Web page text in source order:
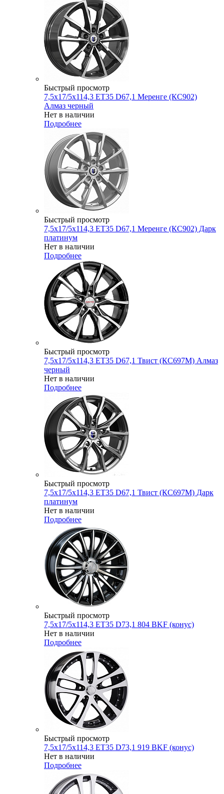
Быстрый просмотр
7,5x17/5x114,3 ET35 D67,1 Меренге (КС902)
Алмаз черный
Нет в наличии
Подробнее
Быстрый просмотр
7,5x17/5x114,3 ET35 D67,1 Меренге (КС902) Дарк
платинум
Нет в наличии
Подробнее
Быстрый просмотр
7,5x17/5x114,3 ET35 D67,1 Твист (КС697М) Алмаз
черный
Нет в наличии
Подробнее
Быстрый просмотр
7,5x17/5x114,3 ET35 D67,1 Твист (КС697М) Дарк
платинум
Нет в наличии
Подробнее
Быстрый просмотр
7,5x17/5x114,3 ET35 D73,1 804 BKF (конус)
Нет в наличии
Подробнее
Быстрый просмотр
7,5x17/5x114,3 ET35 D73,1 919 BKF (конус)
Нет в наличии
Подробнее